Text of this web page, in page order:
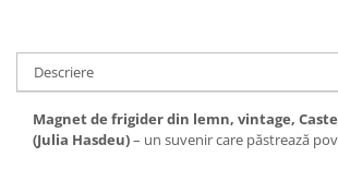
Descriere
Magnet de frigider din lemn, vintage,
(Julia Hasdeu)– un suvenir care păstrează